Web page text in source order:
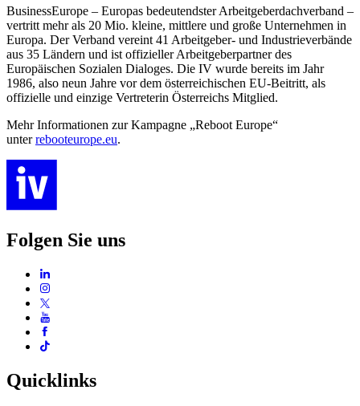
BusinessEurope – Europas bedeutendster Arbeitgeberdachverband –
vertritt mehr als 20 Mio. kleine, mittlere und große Unternehmen in
Europa. Der Verband vereint 41 Arbeitgeber- und Industrieverbände
aus 35 Ländern und ist offizieller Arbeitgeberpartner des
Europäischen Sozialen Dialoges. Die IV wurde bereits im Jahr
1986, also neun Jahre vor dem österreichischen EU-Beitritt, als
offizielle und einzige Vertreterin Österreichs Mitglied.
Mehr Informationen zur Kampagne „Reboot Europe“
unterrebooteurope.eu.
Folgen Sie uns
Quicklinks